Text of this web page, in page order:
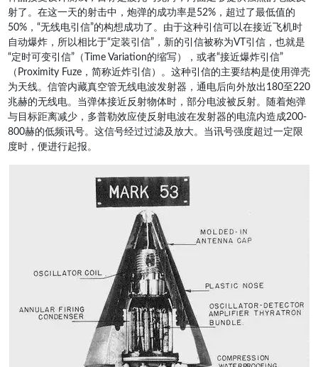
射了。在这一天的射击中，炮弹的成功率是52%，超过了最低值的
50%，“无线电引信”的构想成功了。由于这种引信可以在接近飞机时
自动爆炸，所以相比于“定装引信”，新的引信被称为VT引信，也就是
“定时可变引信”（Time Variation的缩写），或者“接近爆炸引信”
（Proximity Fuze，简称近炸引信）。这种引信的主要结构是使用弹壳
为天线。信管内藏真空管无线电波发射器，通电后向外放出180至220
兆赫的无线电。当弹体接近反射物体时，部分电波被反射。随着炮弹
与目标距离减少，多普勒效应使反射电波在发射器的电流内造成200-
800赫的低频讯号。这信号经过过滤及放大。当讯号强度超过一定限
度时，便进行起报。